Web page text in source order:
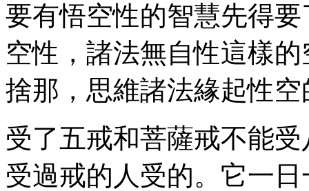
要有悟空性的智慧先得
空性，諸法無自性這樣
捨那，思維諸法緣起性
受了五戒和菩薩戒不能
受過戒的人受的。它一